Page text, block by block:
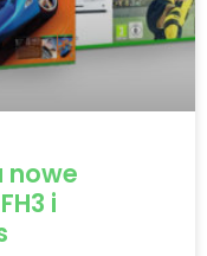
nowe
i